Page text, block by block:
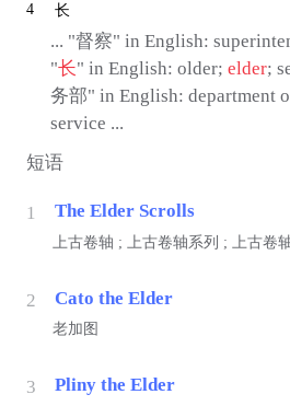
4 长
... "督察" in English:
"长" in English: older; elder;
务部" in English: department
service ...
短语
1 The Elder Scrolls
上古卷轴 ; 上古卷轴系列 ; 上古卷
2 Cato the Elder
老加图
3 Pliny the Elder